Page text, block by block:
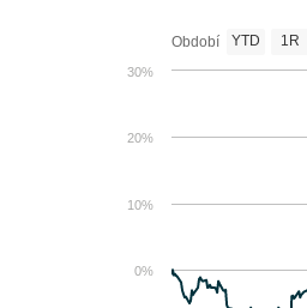
0%
10%
20%
30%
Období YTD 1R